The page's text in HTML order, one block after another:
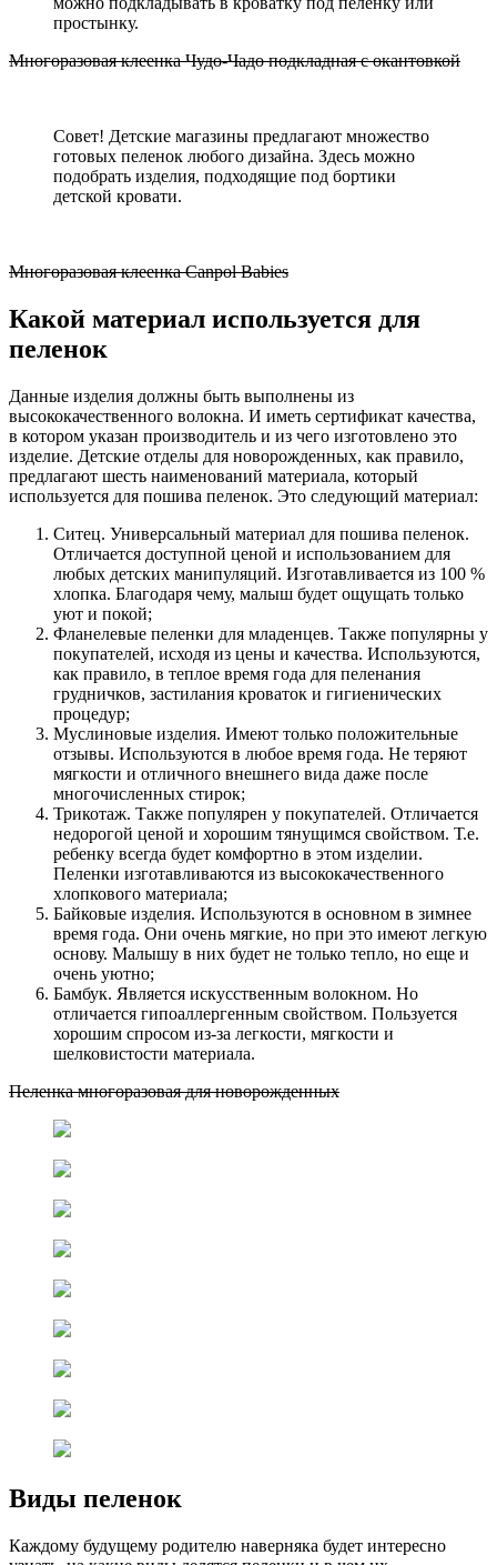
простынку.
Многоразовая клеенка Чудо-Чадо подкладная с окантовкой
Совет! Детские магазины предлагают множество
готовых пеленок любого дизайна. Здесь можно
подобрать изделия, подходящие под бортики
детской кровати.
Многоразовая клеенка Canpol Babies
Какой материал используется для
пеленок
Данные изделия должны быть выполнены из
высококачественного волокна. И иметь сертификат качества,
в котором указан производитель и из чего изготовлено это
изделие. Детские отделы для новорожденных, как правило,
предлагают шесть наименований материала, который
используется для пошива пеленок. Это следующий материал:
Ситец. Универсальный материал для пошива пеленок.
Отличается доступной ценой и использованием для
любых детских манипуляций. Изготавливается из 100 %
хлопка. Благодаря чему, малыш будет ощущать только
уют и покой;
Фланелевые пеленки для младенцев. Также популярны у
покупателей, исходя из цены и качества. Используются,
как правило, в теплое время года для пеленания
грудничков, застилания кроваток и гигиенических
процедур;
Муслиновые изделия. Имеют только положительные
отзывы. Используются в любое время года. Не теряют
мягкости и отличного внешнего вида даже после
многочисленных стирок;
Трикотаж. Также популярен у покупателей. Отличается
недорогой ценой и хорошим тянущимся свойством. Т.е.
ребенку всегда будет комфортно в этом изделии.
Пеленки изготавливаются из высококачественного
хлопкового материала;
Байковые изделия. Используются в основном в зимнее
время года. Они очень мягкие, но при это имеют легкую
основу. Малышу в них будет не только тепло, но еще и
очень уютно;
Бамбук. Является искусственным волокном. Но
отличается гипоаллергенным свойством. Пользуется
хорошим спросом из-за легкости, мягкости и
шелковистости материала.
Пеленка многоразовая для новорожденных
Виды пеленок
Каждому будущему родителю наверняка будет интересно